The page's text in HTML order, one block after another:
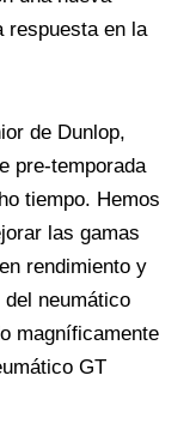
respuesta en la
de Dunlop,
pre-temporada
tiempo. Hemos
las gamas
rendimiento y
neumático
magníficamente
GT